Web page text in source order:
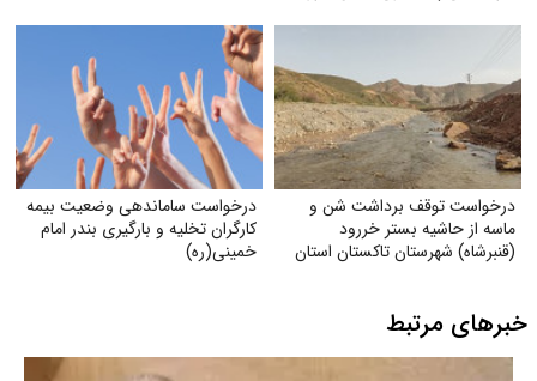
درخواست توقف برداشت شن و
ماسه از حاشیه بستر خر‌رود
(قنبرشاه) شهرستان تاکستان استان
درخواست ساماندهی وضعیت بیمه
کارگران تخلیه و بارگیری بندر امام
خمینی‌(ره)
خبرهای مرتبط